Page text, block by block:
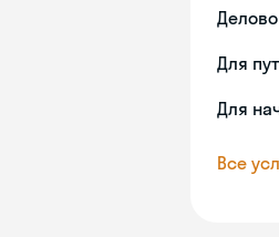
Для
Для
Все